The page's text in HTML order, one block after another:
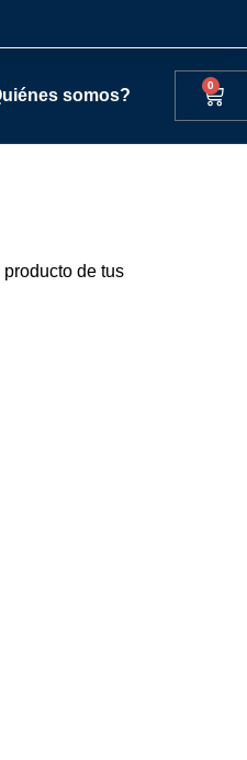
somos?
0
de tus